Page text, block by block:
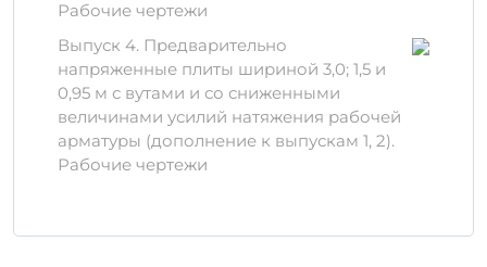
Изделие производится из
высококачественных цементов, добавок и
заполнителей, что обеспечивает его
прочность и долговечность.
Использование современных технологий и
строгий контроль качества на каждом
этапе производства гарантируют
стабильную эксплуатацию на протяжении
Рабочие чертежи
Выпуск 4. Предварительно
напряженные плиты шириной 3,0; 1,5 и
0,95 м с вутами и со сниженными
величинами усилий натяжения рабочей
арматуры (дополнение к выпускам 1, 2).
Рабочие чертежи